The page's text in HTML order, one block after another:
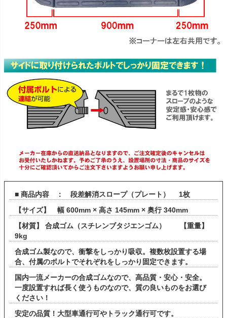
■ 商品内容 ： 段差解消スロープ（プレート） 1枚
【サイズ】 幅 600mm × 高さ 145mm × 奥行 340mm
【材質】 合成ゴム（スチレンブタジエンゴム） 【重量】
9kg
合成ゴム製なので、衝撃をしっかり吸収。複数枚設置する場
合、付属のボルトでそれぞれをしっかり固定できます。
国内一流メーカーの合成ゴムなので、高品質・安心・安全。
一度設置すれば長く使うものなので、質の良いものをお選び
ください！
安定の品質！大型車通行可やトラック通行可です。